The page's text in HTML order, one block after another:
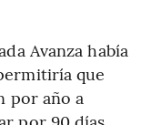
Avanza había
que
por año a